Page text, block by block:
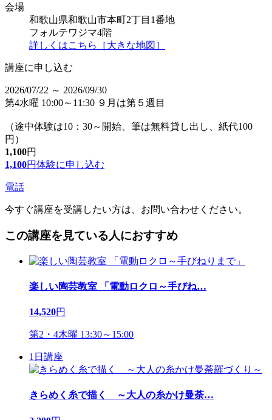
会場
和歌山県和歌山市本町2丁目1番地
フォルテワジマ4階
詳しくはこちら［大きな地図］
講座に申し込む
2026/07/22 ～ 2026/09/30
第4水曜 10:00～11:30 ９月は第５週目
（途中体験は10：30～開始、筆は無料貸し出し、紙代100
円）
1,100円
1,100円体験に申し込む
電話
今すぐ講座を受講したい方は、お問い合わせください。
この講座を見ている人におすすめ
楽しい陶芸教室 「電動ロクロ～手びね…
14,520円
第2・4木曜 13:30～15:00
1日講座
きらめく糸で描く ～大人の糸かけ曼荼…